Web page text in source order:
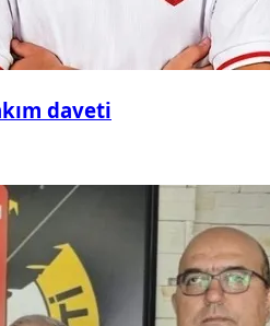
daveti